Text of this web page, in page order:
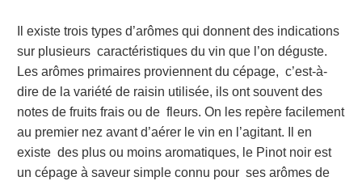
Il existe trois types d’arômes qui donnent des indications
sur plusieurs caractéristiques du vin que l’on déguste.
Les arômes primaires proviennent du cépage, c’est-à-
dire de la variété de raisin utilisée, ils ont souvent des
notes de fruits frais ou de fleurs. On les repère facilement
au premier nez avant d’aérer le vin en l’agitant. Il en
existe des plus ou moins aromatiques, le Pinot noir est
un cépage à saveur simple connu pour ses arômes de